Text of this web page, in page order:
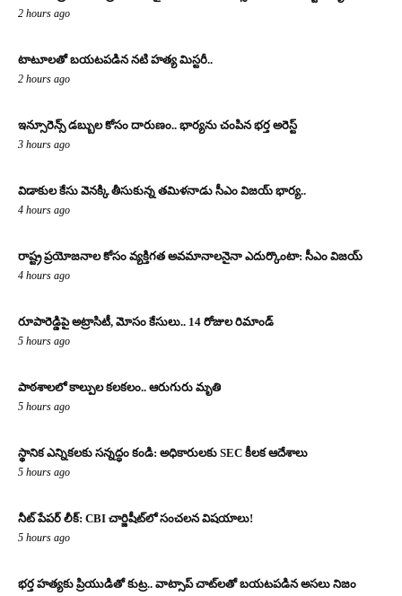
2 hours ago
టాటూలతో బయటపడిన నటి హత్య మిస్టరీ..
2 hours ago
ఇన్సూరెన్స్ డబ్బుల కోసం దారుణం.. భార్యను చంపిన భర్త అరెస్ట్
3 hours ago
విడాకుల కేసు వెనక్కి తీసుకున్న తమిళనాడు సీఎం విజయ్ భార్య..
4 hours ago
రాష్ట్ర ప్రయోజనాల కోసం వ్యక్తిగత అవమానాలనైనా ఎదుర్కొంటా: సీఎం విజయ్
4 hours ago
రూపారెడ్డిపై అట్రాసిటీ, మోసం కేసులు.. 14 రోజుల రిమాండ్
5 hours ago
పాఠశాలలో కాల్పుల కలకలం.. ఆరుగురు మృతి
5 hours ago
స్థానిక ఎన్నికలకు సన్నద్ధం కండి: అధికారులకు SEC కీలక ఆదేశాలు
5 hours ago
నీట్ పేపర్ లీక్: CBI చార్జిషీట్‌లో సంచలన విషయాలు!
5 hours ago
భర్త హత్యకు ప్రియుడితో కుట్ర.. వాట్సాప్ చాట్‌లతో బయటపడిన అసలు నిజం